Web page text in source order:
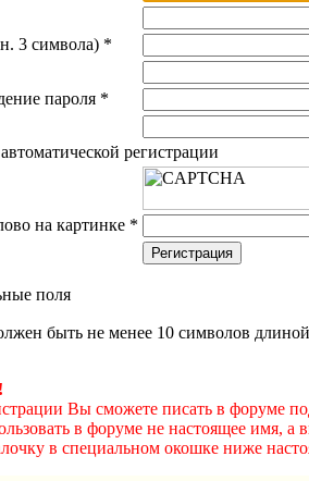
3 символа) *
пароля *
регистрации
на картинке *
поля
быть не менее 10 символов
Вы сможете писать в форуме
в форуме не настоящее имя, а
в специальном окошке ниже